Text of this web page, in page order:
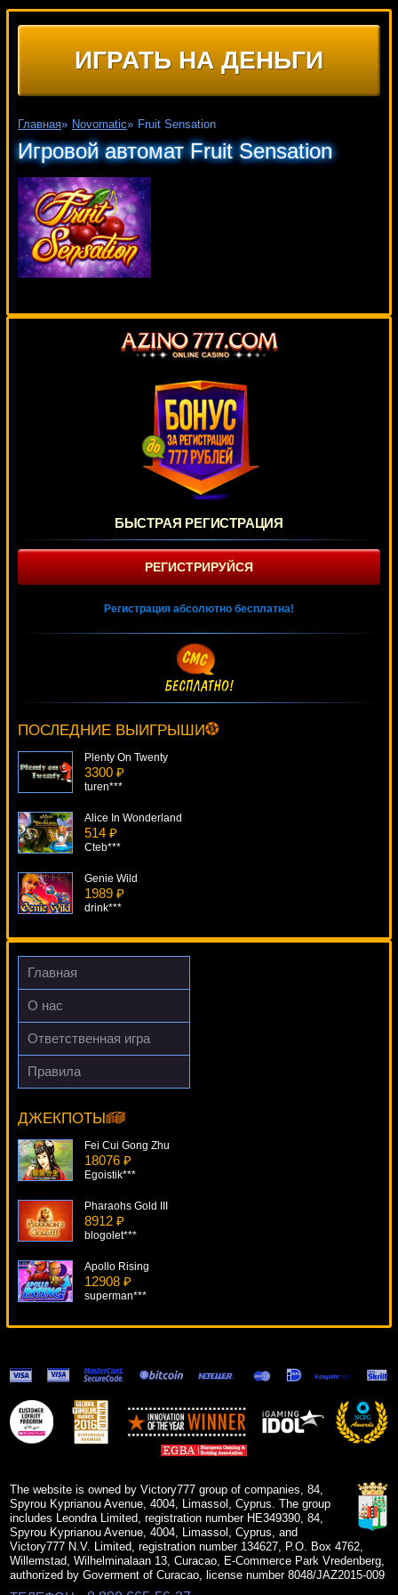
ИГРАТЬ НА ДЕНЬГИ
Главная» Novomatic» Fruit Sensation
Игровой автомат Fruit Sensation
БЫСТРАЯ РЕГИСТРАЦИЯ
РЕГИСТРИРУЙСЯ
Регистрация абсолютно бесплатна!
ПОСЛЕДНИЕ ВЫИГРЫШИ
lucky***
Plenty On Twenty
3300 ₽
turen***
Alice In Wonderland
514 ₽
Cteb***
Genie Wild
1989 ₽
drink***
Fruit Farm
1261 ₽
mgarkunov***
Главная
О нас
Ответственная игра
Правила
ДЖЕКПОТЫ
Dolphin Reef
aleg***
Fei Cui Gong Zhu
18076 ₽
Egoistik***
Pharaohs Gold III
8912 ₽
blogolet***
Apollo Rising
12908 ₽
superman***
More Gold Diggin
14768 ₽
SmileLow***
Madder Scientist
The website is owned by Victory777 group of companies, 84,
Spyrou Kyprianou Avenue, 4004, Limassol, Cyprus. The group
includes Leondra Limited, registration number HE349390, 84,
Spyrou Kyprianou Avenue, 4004, Limassol, Cyprus, and
Victory777 N.V. Limited, registration number 134627, P.O. Box 4762,
Willemstad, Wilhelminalaan 13, Curacao, E-Commerce Park Vredenberg,
authorized by Goverment of Curacao, license number 8048/JAZ2015-009